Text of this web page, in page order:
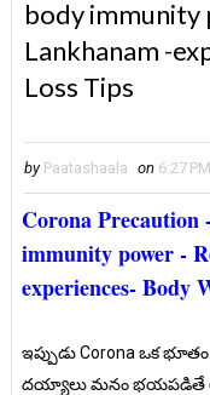
body immunity
Lankhanam -
Loss Tips
by Paatashaala on 6:27 PM
Corona Precaution
immunity power -
experiences- Body
ఇప్పుడు Corona ఒక
దయ్యాలు మనం భయపడితే